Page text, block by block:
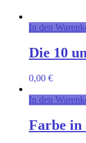
In den
Die 10
0,00 €
In den
Farbe in